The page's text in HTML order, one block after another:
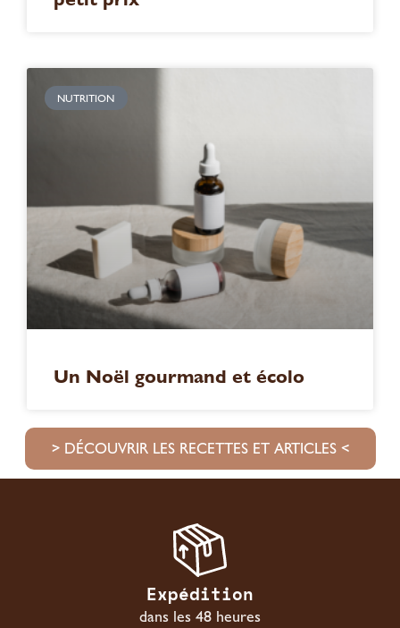
NUTRITION
Un Noël gourmand et écolo
> DÉCOUVRIR LES RECETTES ET ARTICLES <
Expédition
dans les 48 heures